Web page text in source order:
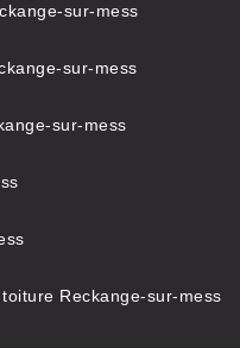
sur-mess
sur-mess
sur-mess
Reckange-sur-mess